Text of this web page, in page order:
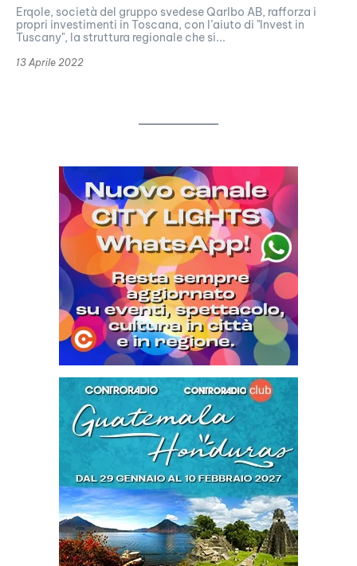
Erqole, società del gruppo svedese QarIbo AB, rafforza i
propri investimenti in Toscana, con l’aiuto di "Invest in
Tuscany", la struttura regionale che si...
13 Aprile 2022